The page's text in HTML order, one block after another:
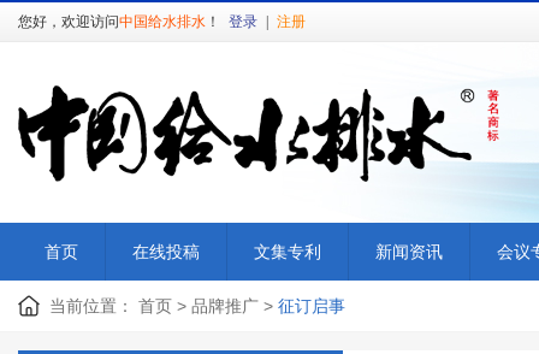
您好，欢迎访问中国给水排水 ！ 登录 注册
首页 在线投稿 文集专利 新闻资讯 会议
当前位置： 首页 > 品牌推广 > 征订启事